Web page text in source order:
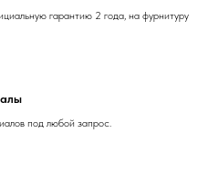
гарантию 2 года, на фурнитуру
под любой запрос.